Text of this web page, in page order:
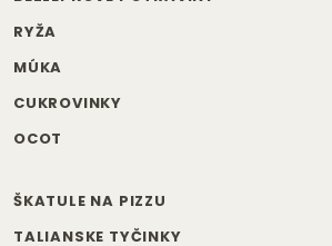
RYŽA
MÚKA
CUKROVINKY
OCOT
ŠKATULE NA PIZZU
TALIANSKE TYČINKY